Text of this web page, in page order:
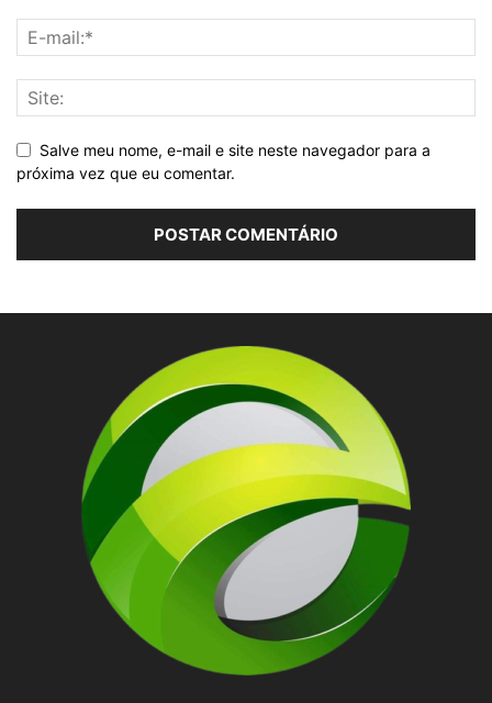
Salve meu nome, e-mail e site neste navegador para a
próxima vez que eu comentar.